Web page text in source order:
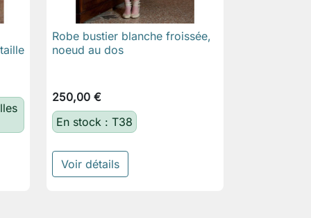
 Aperçu rapide
Robe bustier blanche froissée,
noeud au dos
250,00 €
En stock : T38
Voir détails